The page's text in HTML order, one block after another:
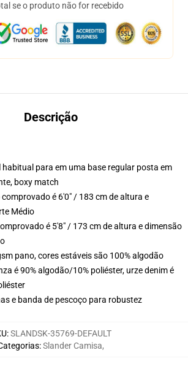
se o produto não for recebido
Descrição
para em uma base regular posta em
boxy match
é 6'0" / 183 cm de altura e
Médio
é 5'8" / 173 cm de altura e dimensão
pano, cores estáveis são 100% algodão
é 90% algodão/10% poliéster, urze denim é
e banda de pescoço para robustez
:SLANDSK-35769-DEFAULT
:Slander Camisa,